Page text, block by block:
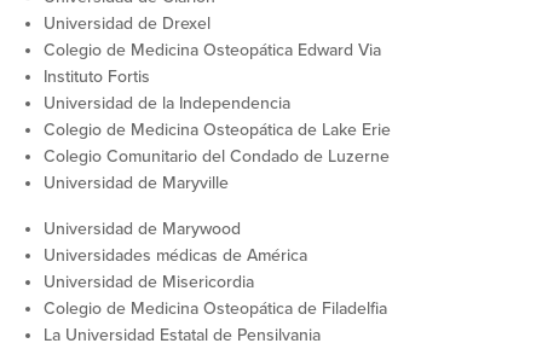
Universidad de Drexel
Colegio de Medicina Osteopática Edward Via
Instituto Fortis
Universidad de la Independencia
Colegio de Medicina Osteopática de Lake Erie
Colegio Comunitario del Condado de Luzerne
Universidad de Maryville
Universidad de Marywood
Universidades médicas de América
Universidad de Misericordia
Colegio de Medicina Osteopática de Filadelfia
La Universidad Estatal de Pensilvania